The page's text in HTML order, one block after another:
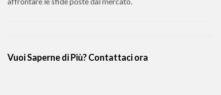
Vuoi Saperne di Più? Contattaci ora